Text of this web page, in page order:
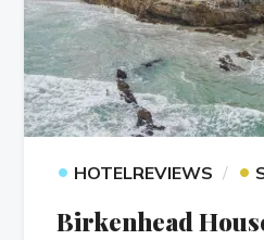
• HOTELREVIEWS •
Birkenhead